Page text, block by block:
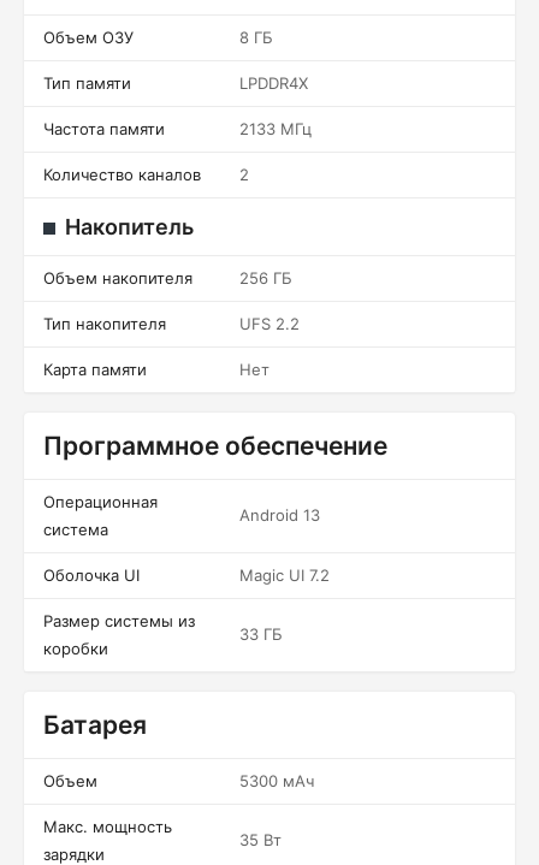
Объем ОЗУ 8 ГБ
Тип памяти LPDDR4X
Частота памяти 2133 МГц
Количество каналов 2
Накопитель
Объем накопителя 256 ГБ
Тип накопителя UFS 2.2
Карта памяти Нет
Программное обеспечение
Операционная
система
Android 13
Оболочка UI Magic UI 7.2
Размер системы из
коробки
33 ГБ
Батарея
Объем 5300 мАч
Макс. мощность
зарядки
35 Вт